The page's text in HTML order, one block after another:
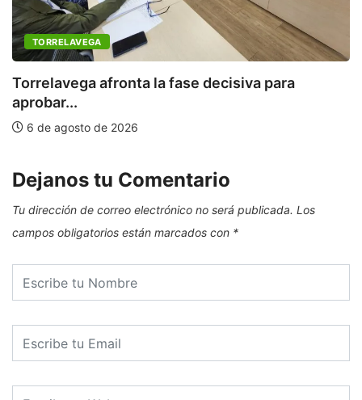
TORRELAVEGA
Torrelavega afronta la fase decisiva para
aprobar...
6 de agosto de 2026
Dejanos tu Comentario
Tu dirección de correo electrónico no será publicada. Los
campos obligatorios están marcados con *